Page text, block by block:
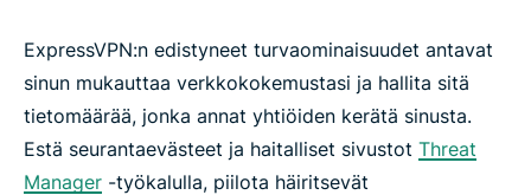
ExpressVPN:n edistyneet turvaominaisuudet antavat
sinun mukauttaa verkkokokemustasi ja hallita sitä
tietomäärää, jonka annat yhtiöiden kerätä sinusta.
Estä seurantaevästeet ja haitalliset sivustot Threat
Manager -työkalulla, piilota häiritsevät